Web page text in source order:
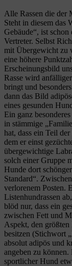
Alle Rassen die der
Steht in diesem das
Gebäude“, ist
Vertreter. Selbst
mit Übergewicht zu
eine höhere
Erscheinungsbild
Rasse wird
bringt und
dann das Bild
eines gesunden
Ein ganz
in stämmige
hat, dass ein Teil
dem er einst
übergewichtige
solch einer Gruppe
Hunde dort
Standard“.
verlorenem Posten.
Listenhundrassen
blöd nur, dass ein
zwischen Fett und
Aspekt, den
besitzen (Stichwort
absolut adipös und
angeben zu
sportlicher Hund